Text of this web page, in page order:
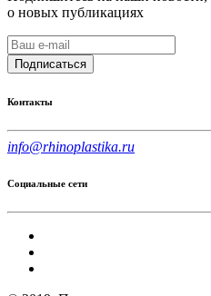
о новых публикациях
Подписаться
Контакты
info@rhinoplastika.ru
Социальные сети